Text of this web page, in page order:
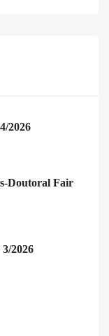
2026
Doutoral Fair
3/2026